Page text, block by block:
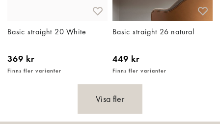
Basic straight 20 White
369 kr
Finns fler varianter
Basic straight 26 natural
449 kr
Finns fler varianter
Visa fler